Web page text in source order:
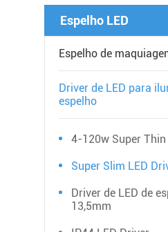
Espelho LED
Espelho de
Driver de LED para
espelho
4-120w Super Thin
Super Slim LED
Driver de LED de
13,5mm